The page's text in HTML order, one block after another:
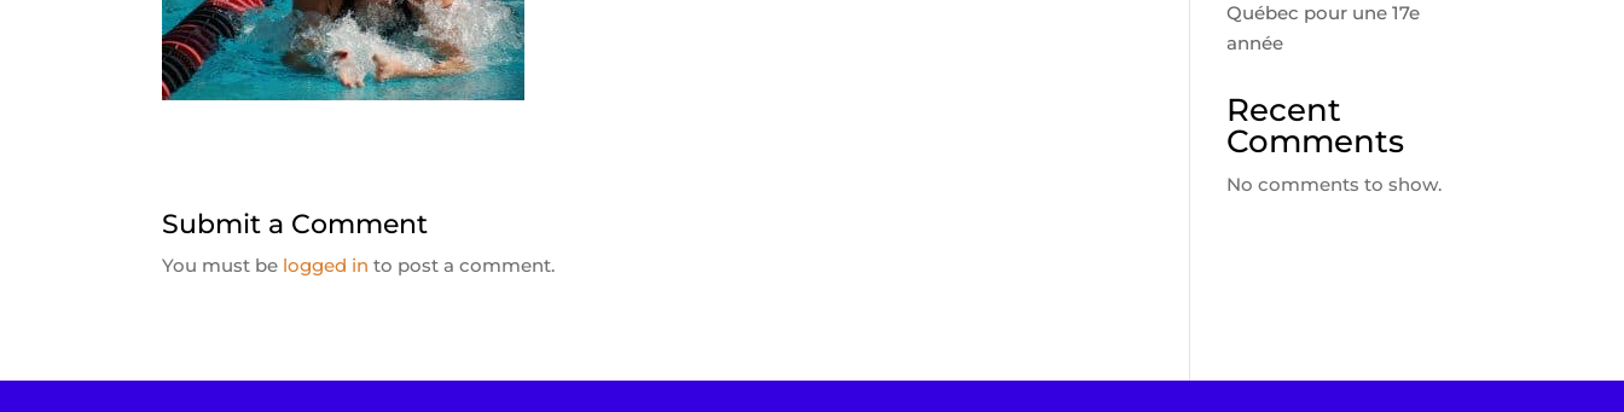
Submit a Comment
You must be logged in to post a comment.
Québec pour une 17e
année
Recent
Comments
No comments to show.